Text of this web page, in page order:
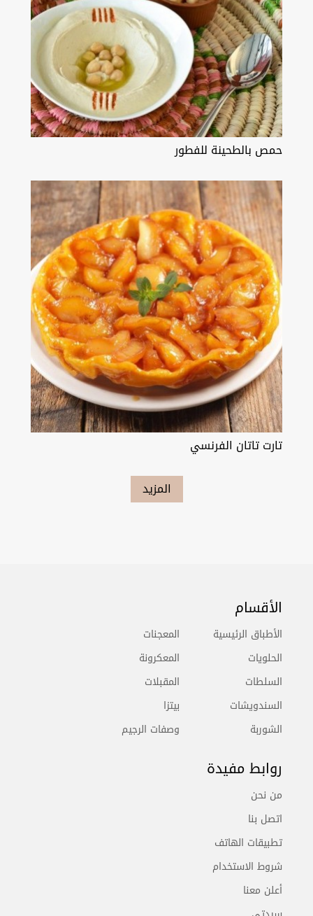
حمص بالطحينة للفطور
تارت تاتان الفرنسي
المزيد
الأقسام
الأطباق الرئيسية
الحلويات
السلطات
السندويشات
الشوربة
المعجنات
المعكرونة
المقبلات
بيتزا
وصفات الرجيم
روابط مفيدة
من نحن
اتصل بنا
تطبيقات الهاتف
شروط الاستخدام
أعلن معنا